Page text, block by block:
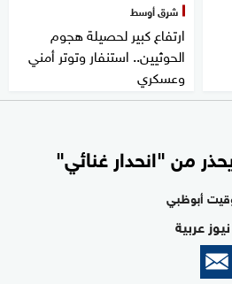
شرق أوسط
ارتفاع كبير لحصيلة هجوم
الحوثيين.. استنفار وتوتر أمني
وعسكري
من "انحدار غنائي"
عربية